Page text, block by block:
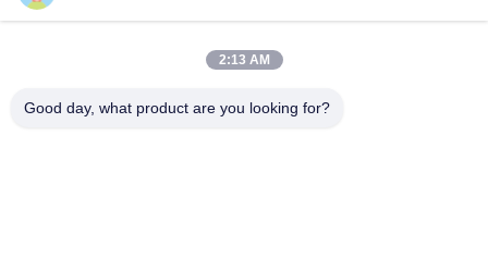
JC5 Jacquard Loom LCD Touch Screen Replacement Haute
2:13 AM
Good day, what product are you looking for?